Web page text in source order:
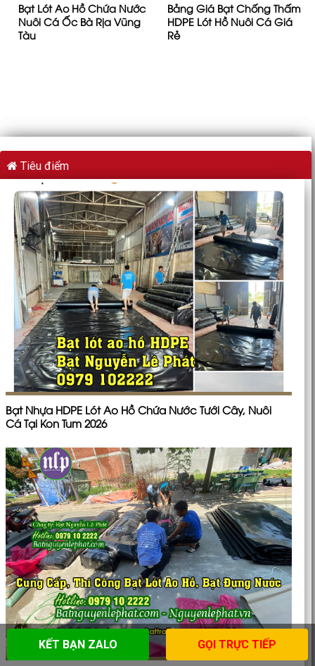
Bạt Lót Ao Hồ Chứa Nước
Nuôi Cá Ốc Bà Rịa Vũng
Tàu
Bảng Giá Bạt Chống Thấm
HDPE Lót Hồ Nuôi Cá Giá
Rẻ
Tiêu điểm
Bạt Nhựa HDPE Lót Ao Hồ Chứa Nước Tưới Cây, Nuôi
Cá Tại Kon Tum 2026
KẾT BẠN ZALO GỌI TRỰC TIẾP